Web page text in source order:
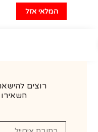
המלאי אזל
רוצים להישאר
השאירו את